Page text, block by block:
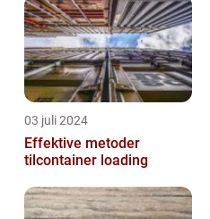
03 juli 2024
Effektive metoder
tilcontainer loading